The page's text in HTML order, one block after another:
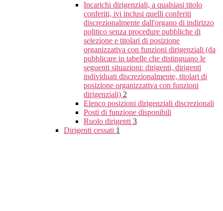
Incarichi dirigenziali, a qualsiasi titolo
conferiti, ivi inclusi quelli conferiti
discrezionalmente dall'organo di indirizzo
politico senza procedure pubbliche di
selezione e titolari di posizione
organizzativa con funzioni dirigenziali (da
pubblicare in tabelle che distinguano le
seguenti situazioni: dirigenti, dirigenti
individuati discrezionalmente, titolari di
posizione organizzativa con funzioni
dirigenziali) 2
Elenco posizioni dirigenziali discrezionali
Posti di funzione disponibili
Ruolo dirigenti 3
Dirigenti cessati 1